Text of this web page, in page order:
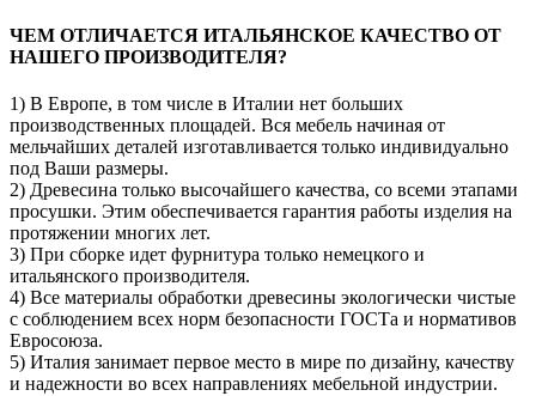
ЧЕМ ОТЛИЧАЕТСЯ ИТАЛЬЯНСКОЕ КАЧЕСТВО ОТ
НАШЕГО ПРОИЗВОДИТЕЛЯ?
1) В Европе, в том числе в Италии нет больших
производственных площадей. Вся мебель начиная от
мельчайших деталей изготавливается только индивидуально
под Ваши размеры.
2) Древесина только высочайшего качества, со всеми этапами
просушки. Этим обеспечивается гарантия работы изделия на
протяжении многих лет.
3) При сборке идет фурнитура только немецкого и
итальянского производителя.
4) Все материалы обработки древесины экологически чистые
с соблюдением всех норм безопасности ГОСТа и нормативов
Евросоюза.
5) Италия занимает первое место в мире по дизайну, качеству
и надежности во всех направлениях мебельной индустрии.